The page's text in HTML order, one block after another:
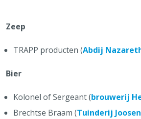
Zeep
TRAPP producten (Abdij
Bier
Kolonel of Sergeant (brouwerij
Brechtse Braam (Tuinderij Joosen